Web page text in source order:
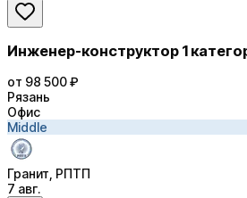
Инженер-конструктор 1
от 98 500 ₽
Рязань
Офис
Middle
Гранит, РПТП
7 авг.